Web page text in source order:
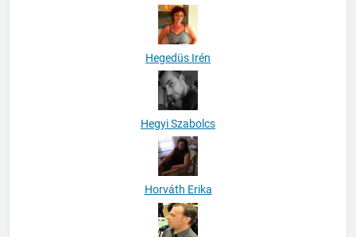
Hegedüs Irén
Hegyi Szabolcs
Horváth Erika